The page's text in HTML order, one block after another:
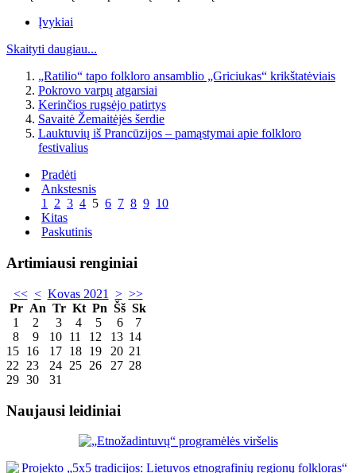
Įvykiai
Skaityti daugiau...
„Ratilio“ tapo folkloro ansamblio „Griciukas“ krikštatėviais
Pokrovo varpų atgarsiai
Kerinčios rugsėjo patirtys
Savaitė Žemaitėjės šerdie
Lauktuvių iš Prancūzijos – pamąstymai apie folkloro
festivalius
Pradėti
Ankstesnis
1 2 3 4 5 6 7 8 9 10
Kitas
Paskutinis
Artimiausi renginiai
<< < Kovas 2021 > >>
Pr An Tr Kt Pn Šš Sk
1
2 3 4 5 6
7
8
9 10 11 12 13 14
15 16 17 18 19 20 21
22
23 24 25 26 27 28
29 30 31
Naujausi leidiniai